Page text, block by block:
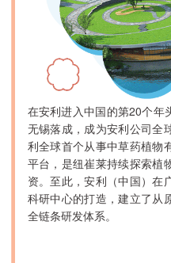
在安利进入中国的第20个年
无锡落成，成为安利公司全
利全球首个从事中草药植物
平台，是纽崔莱持续探索植
资。至此，安利（中国）在
科研中心的打造，建立了从
全链条研发体系。